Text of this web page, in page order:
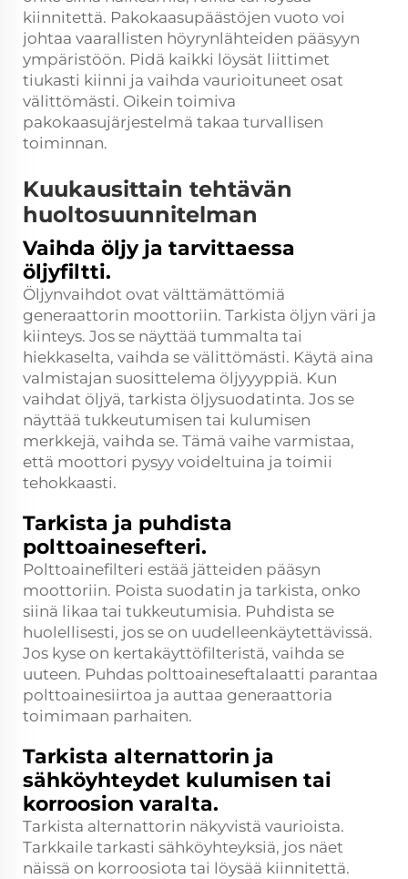
kiinnitettä. Pakokaasupäästöjen vuoto voi
johtaa vaarallisten höyrynlähteiden pääsyyn
ympäristöön. Pidä kaikki löysät liittimet
tiukasti kiinni ja vaihda vaurioituneet osat
välittömästi. Oikein toimiva
pakokaasujärjestelmä takaa turvallisen
toiminnan.
Kuukausittain tehtävän
huoltosuunnitelman
Vaihda öljy ja tarvittaessa
öljyfiltti.
Öljynvaihdot ovat välttämättömiä
generaattorin moottoriin. Tarkista öljyn väri ja
kiinteys. Jos se näyttää tummalta tai
hiekkaselta, vaihda se välittömästi. Käytä aina
valmistajan suosittelema öljyyyppiä. Kun
vaihdat öljyä, tarkista öljysuodatinta. Jos se
näyttää tukkeutumisen tai kulumisen
merkkejä, vaihda se. Tämä vaihe varmistaa,
että moottori pysyy voideltuina ja toimii
tehokkaasti.
Tarkista ja puhdista
polttoainesefteri.
Polttoainefilteri estää jätteiden pääsyn
moottoriin. Poista suodatin ja tarkista, onko
siinä likaa tai tukkeutumisia. Puhdista se
huolellisesti, jos se on uudelleenkäytettävissä.
Jos kyse on kertakäyttöfilteristä, vaihda se
uuteen. Puhdas polttoaineseftalaatti parantaa
polttoainesiirtoa ja auttaa generaattoria
toimimaan parhaiten.
Tarkista alternattorin ja
sähköyhteydet kulumisen tai
korroosion varalta.
Tarkista alternattorin näkyvistä vaurioista.
Tarkkaile tarkasti sähköyhteyksiä, jos näet
näissä on korroosiota tai löysää kiinnitettä.